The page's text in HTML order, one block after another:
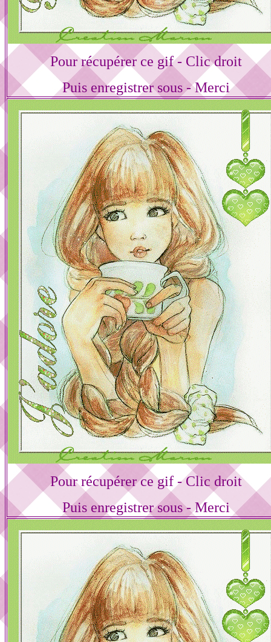
Pour récupérer ce gif - Clic droit
Puis enregistrer sous - Merci
Pour récupérer ce gif - Clic droit
Puis enregistrer sous - Merci